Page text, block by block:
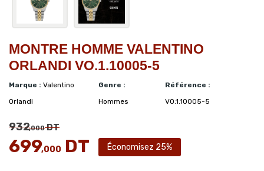
MONTRE HOMME VALENTINO
ORLANDI VO.1.10005-5
Marque : Valentino
Orlandi
Genre :
Hommes
Référence :
VO.1.10005-5
932,000DT
699,000 DT Économisez 25%